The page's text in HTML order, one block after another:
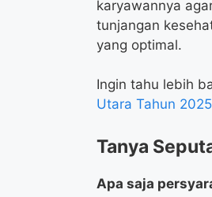
karyawannya
tunjangan
yang optimal.
Ingin tahu lebih
Utara Tahun
Tanya
Apa saja